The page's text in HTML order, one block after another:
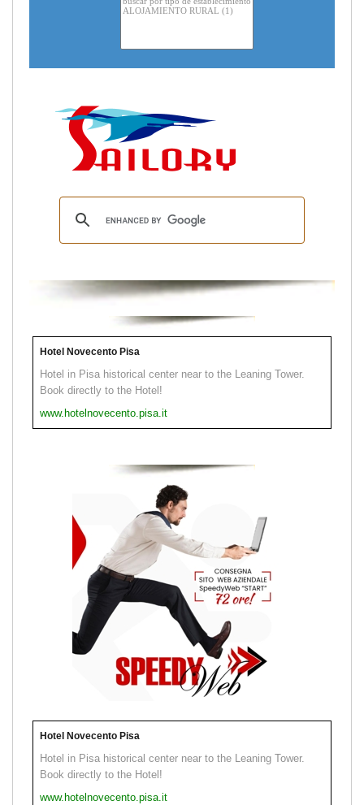
Hotel Novecento Pisa
Hotel in Pisa historical center near to the Leaning Tower.
Book directly to the Hotel!
www.hotelnovecento.pisa.it
Hotel Novecento Pisa
Hotel in Pisa historical center near to the Leaning Tower.
Book directly to the Hotel!
www.hotelnovecento.pisa.it